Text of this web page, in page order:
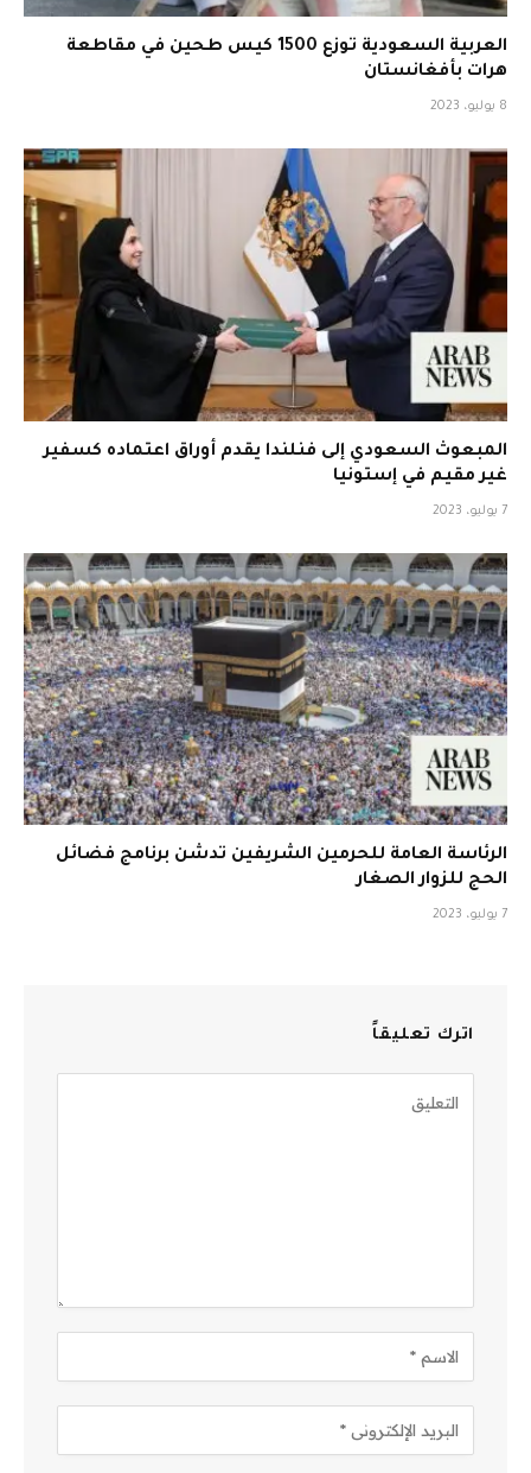
العربية السعودية توزع 1500 كيس طحين في مقاطعة
هرات بأفغانستان
8 يوليو، 2023
المبعوث السعودي إلى فنلندا يقدم أوراق اعتماده كسفير
غير مقيم في إستونيا
7 يوليو، 2023
الرئاسة العامة للحرمين الشريفين تدشن برنامج فضائل
الحج للزوار الصغار
7 يوليو، 2023
اترك تعليقاً